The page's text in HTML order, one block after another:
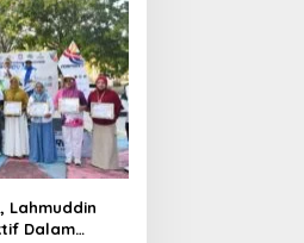
Lahmuddin
Dalam